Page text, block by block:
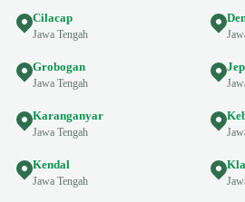
Cilacap
Jawa Tengah
Grobogan
Jawa Tengah
Karanganyar
Jawa Tengah
Kendal
Jawa Tengah